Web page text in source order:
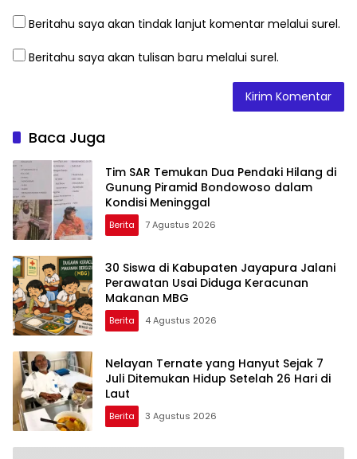
Beritahu saya akan tindak lanjut komentar melalui surel.
Beritahu saya akan tulisan baru melalui surel.
Baca Juga
Tim SAR Temukan Dua Pendaki Hilang di
Gunung Piramid Bondowoso dalam
Kondisi Meninggal
Berita 7 Agustus 2026
30 Siswa di Kabupaten Jayapura Jalani
Perawatan Usai Diduga Keracunan
Makanan MBG
Berita 4 Agustus 2026
Nelayan Ternate yang Hanyut Sejak 7
Juli Ditemukan Hidup Setelah 26 Hari di
Laut
Berita 3 Agustus 2026